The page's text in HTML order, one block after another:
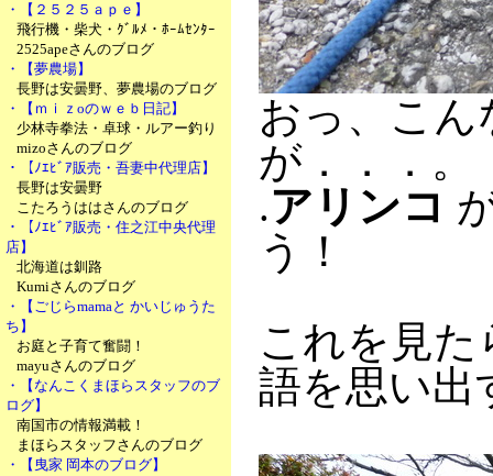
・【２５２５ａｐｅ】
飛行機・柴犬・ｸﾞﾙﾒ・ﾎｰﾑｾﾝﾀｰ
2525apeさんのブログ
・【夢農場】
長野は安曇野、夢農場のブログ
・【ｍｉｚoのｗｅｂ日記】
少林寺拳法・卓球・ルアー釣り
mizoさんのブログ
・【ﾉｴﾋﾞｱ販売・吾妻中代理店】
長野は安曇野
こたろうははさんのブログ
・【ﾉｴﾋﾞｱ販売・住之江中央代理
店】
北海道は釧路
Kumiさんのブログ
・【ごじらmamaと かいじゅうた
ち】
お庭と子育て奮闘！
mayuさんのブログ
・【なんこくまほらスタッフのブ
ログ】
南国市の情報満載！
まほらスタッフさんのブログ
・【曳家 岡本のブログ】
おっ、こ
が．．．。
.アリンコ
う！
これを見
語を思い出